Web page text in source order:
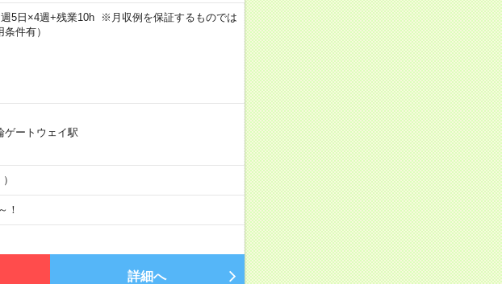
5日×4週+残業10h ※月収例を保証するものでは
件有）
ゲートウェイ駅
！
詳細へ